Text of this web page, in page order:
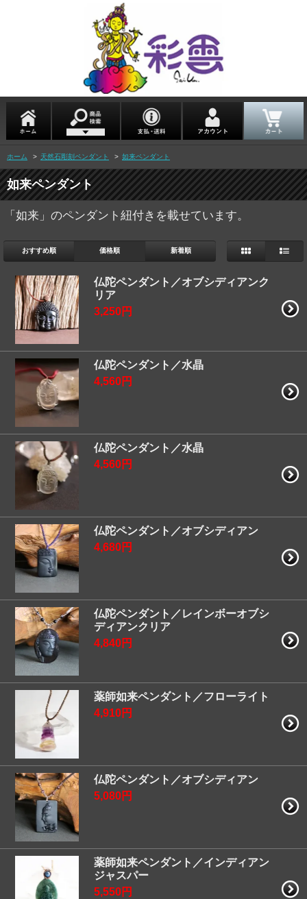
ホーム > 天然石彫刻ペンダント > 如来ペンダント
如来ペンダント
「如来」のペンダント紐付きを載せています。
おすすめ順 価格順 新着順
仏陀ペンダント／オブシディアンク
リア
3,250円
仏陀ペンダント／水晶
4,560円
仏陀ペンダント／水晶
4,560円
仏陀ペンダント／オブシディアン
4,680円
仏陀ペンダント／レインボーオブシ
ディアンクリア
4,840円
薬師如来ペンダント／フローライト
4,910円
仏陀ペンダント／オブシディアン
5,080円
薬師如来ペンダント／インディアン
ジャスパー
5,550円